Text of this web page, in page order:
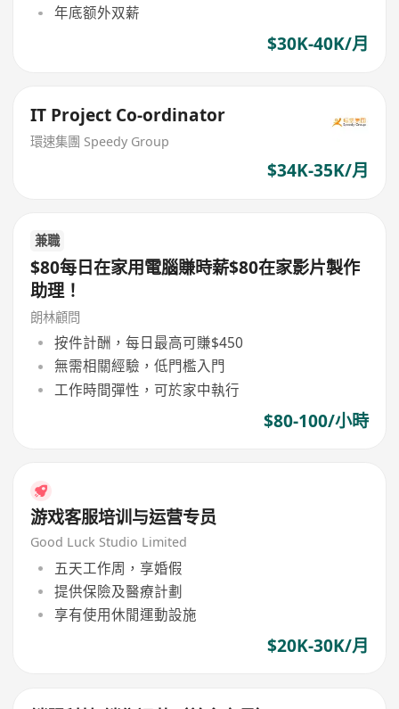
年底额外双薪
$30K-40K/月
IT Project Co-ordinator
環速集團 Speedy Group
$34K-35K/月
兼職
$80每日在家用電腦賺時薪$80在家影片製作
助理！
朗林顧問
按件計酬，每日最高可賺$450
無需相關經驗，低門檻入門
工作時間彈性，可於家中執行
$80-100/小時
游戏客服培训与运营专员
Good Luck Studio Limited
五天工作周，享婚假
提供保險及醫療計劃
享有使用休閒運動設施
$20K-30K/月